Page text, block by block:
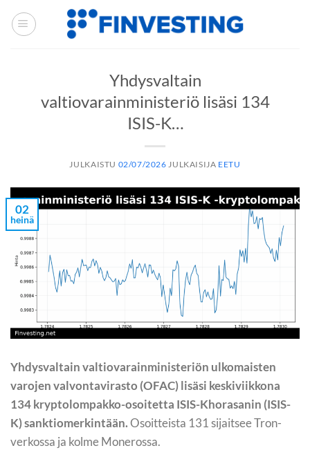
Siirry
sisältöön
Yhdysvaltain
valtiovarainministeriö lisäsi 134
ISIS-K…
JULKAISTU 02/07/2026 JULKAISIJA EETU
02
heinä
Yhdysvaltain valtiovarainministeriön ulkomaisten
varojen valvontavirasto (OFAC) lisäsi keskiviikkona
134 kryptolompakko-osoitetta ISIS-Khorasanin (ISIS-
K) sanktiomerkintään.Osoitteista 131 sijaitsee Tron-
verkossa ja kolme Monerossa.